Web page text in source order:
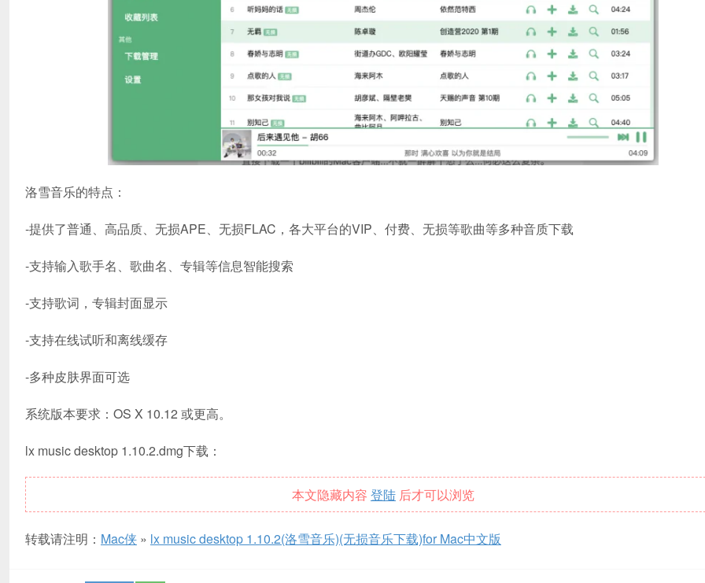
洛雪音乐的特点：
-提供了普通、高品质、无损APE、无损FLAC，各大平台的VIP、付费、无损等歌曲等多种音质下载
-支持输入歌手名、歌曲名、专辑等信息智能搜索
-支持歌词，专辑封面显示
-支持在线试听和离线缓存
-多种皮肤界面可选
系统版本要求：OS X 10.12 或更高。
lx music desktop 1.10.2.dmg下载：
本文隐藏内容 登陆 后才可以浏览
转载请注明： Mac侠 » lx music desktop 1.10.2(洛雪音乐)(无损音乐下载)for Mac中文版